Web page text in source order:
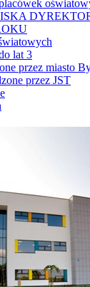
lat 3
przez miasto
przez JST